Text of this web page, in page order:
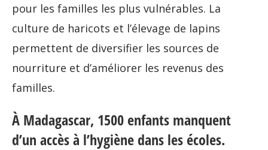
pour les familles les plus vulnérables. La
culture de haricots et l’élevage de lapins
permettent de diversifier les sources de
nourriture et d’améliorer les revenus des
familles.
À Madagascar, 1500 enfants manquent
d’un accès à l’hygiène dans les écoles.